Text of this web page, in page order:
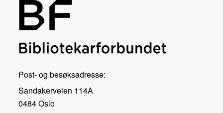
Post- og besøksadresse:
Sandakerveien 114A
0484 Oslo